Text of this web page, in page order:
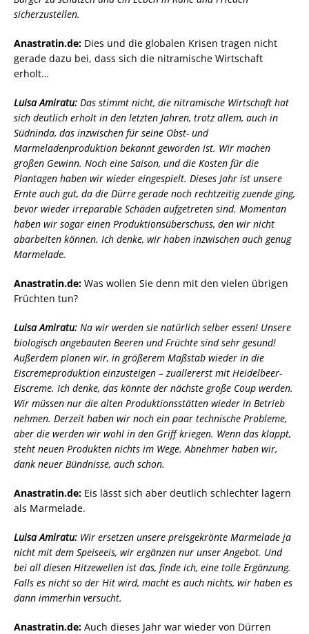
sicherzustellen.
Anastratin.de: Dies und die globalen Krisen tragen nicht
gerade dazu bei, dass sich die nitramische Wirtschaft
erholt…
Luisa Amiratu: Das stimmt nicht, die nitramische Wirtschaft hat
sich deutlich erholt in den letzten Jahren, trotz allem, auch in
Südninda, das inzwischen für seine Obst- und
Marmeladenproduktion bekannt geworden ist. Wir machen
großen Gewinn. Noch eine Saison, und die Kosten für die
Plantagen haben wir wieder eingespielt. Dieses Jahr ist unsere
Ernte auch gut, da die Dürre gerade noch rechtzeitig zuende ging,
bevor wieder irreparable Schäden aufgetreten sind. Momentan
haben wir sogar einen Produktionsüberschuss, den wir nicht
abarbeiten können. Ich denke, wir haben inzwischen auch genug
Marmelade.
Anastratin.de: Was wollen Sie denn mit den vielen übrigen
Früchten tun?
Luisa Amiratu: Na wir werden sie natürlich selber essen! Unsere
biologisch angebauten Beeren und Früchte sind sehr gesund!
Außerdem planen wir, in größerem Maßstab wieder in die
Eiscremeproduktion einzusteigen – zuallererst mit Heidelbeer-
Eiscreme. Ich denke, das könnte der nächste große Coup werden.
Wir müssen nur die alten Produktionsstätten wieder in Betrieb
nehmen. Derzeit haben wir noch ein paar technische Probleme,
aber die werden wir wohl in den Griff kriegen. Wenn das klappt,
steht neuen Produkten nichts im Wege. Abnehmer haben wir,
dank neuer Bündnisse, auch schon.
Anastratin.de: Eis lässt sich aber deutlich schlechter lagern
als Marmelade.
Luisa Amiratu: Wir ersetzen unsere preisgekrönte Marmelade ja
nicht mit dem Speiseeis, wir ergänzen nur unser Angebot. Und
bei all diesen Hitzewellen ist das, finde ich, eine tolle Ergänzung.
Falls es nicht so der Hit wird, macht es auch nichts, wir haben es
dann immerhin versucht.
Anastratin.de: Auch dieses Jahr war wieder von Dürren